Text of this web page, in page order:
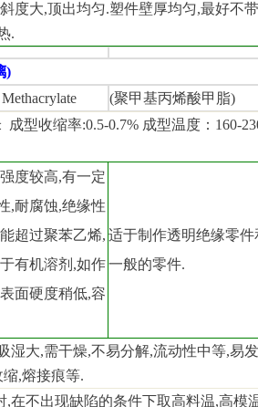
度大,顶出均匀.塑件壁厚均匀,最好不
.
)
(聚甲基丙烯酸甲脂)
成型收缩率:0.5-0.7% 成型温度：160-
度较高,有一定
,耐腐蚀,绝缘性
超过聚苯乙烯,
有机溶剂,如作
面硬度稍低,容
适于制作透明绝缘零件
一般的零件.
湿大,需干燥,不易分解,流动性中等,易
,熔接痕等.
,在不出现缺陷的条件下取高料温,高模